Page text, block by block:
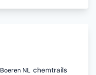
Boeren NL chemtrails